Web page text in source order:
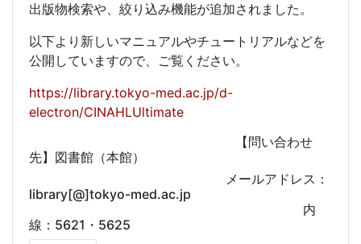
出版物検索や、絞り込み機能が追加されました。
以下より新しいマニュアルやチュートリアルなどを
公開していますので、ご覧ください。
https://library.tokyo-med.ac.jp/d-
electron/CINAHLUltimate
【問い合わせ
先】図書館（本館）
メールアドレス：
library[@]tokyo-med.ac.jp
内
線：5621・5625